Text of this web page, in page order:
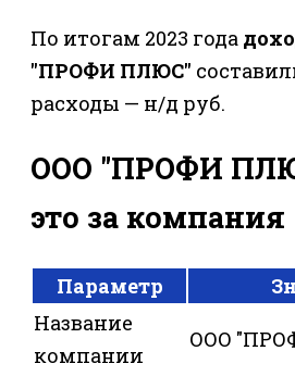
По итогам 2023 года
"ПРОФИ ПЛЮС"
расходы — н/д руб.
ООО "ПРОФИ
это за компания
Параметр
Название
компании
ООО